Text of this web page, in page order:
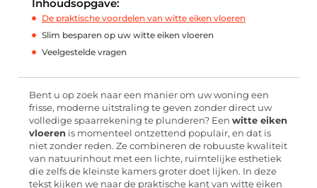
Inhoudsopgave:
De praktische voordelen van witte eiken vloeren
Slim besparen op uw witte eiken vloeren
Veelgestelde vragen
Bent u op zoek naar een manier om uw woning een
frisse, moderne uitstraling te geven zonder direct uw
volledige spaarrekening te plunderen? Een witte eiken
vloeren is momenteel ontzettend populair, en dat is
niet zonder reden. Ze combineren de robuuste kwaliteit
van natuurinhout met een lichte, ruimtelijke esthetiek
die zelfs de kleinste kamers groter doet lijken. In deze
tekst kijken we naar de praktische kant van witte eiken